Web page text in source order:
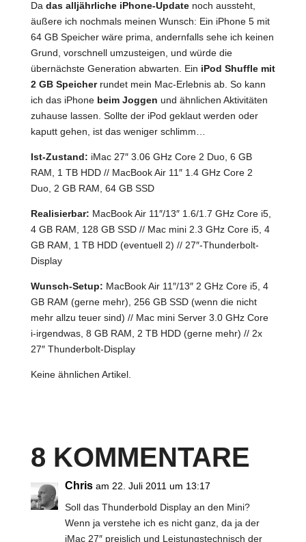
Da das alljährliche iPhone-Updatenoch aussteht,
äußere ich nochmals meinen Wunsch: Ein iPhone 5 mit
64 GB Speicher wäre prima, andernfalls sehe ich keinen
Grund, vorschnell umzusteigen, und würde die
übernächste Generation abwarten. Ein iPod Shuffle mit
2 GB Speicherrundet mein Mac-Erlebnis ab. So kann
ich das iPhone beim Joggen und ähnlichen Aktivitäten
zuhause lassen. Sollte der iPod geklaut werden oder
kaputt gehen, ist das weniger schlimm…
Ist-Zustand: iMac 27″ 3.06 GHz Core 2 Duo, 6 GB
RAM, 1 TB HDD // MacBook Air 11″ 1.4 GHz Core 2
Duo, 2 GB RAM, 64 GB SSD
Realisierbar: MacBook Air 11″/13″ 1.6/1.7 GHz Core i5,
4 GB RAM, 128 GB SSD // Mac mini 2.3 GHz Core i5, 4
GB RAM, 1 TB HDD (eventuell 2) // 27″-Thunderbolt-
Display
Wunsch-Setup: MacBook Air 11″/13″ 2 GHz Core i5, 4
GB RAM (gerne mehr), 256 GB SSD (wenn die nicht
mehr allzu teuer sind) // Mac mini Server 3.0 GHz Core
i-irgendwas, 8 GB RAM, 2 TB HDD (gerne mehr) // 2x
27″ Thunderbolt-Display
Keine ähnlichen Artikel.
8 KOMMENTARE
Chris am 22. Juli 2011 um 13:17
Soll das Thunderbold Display an den Mini?
Wenn ja verstehe ich es nicht ganz, da ja der
iMac 27″ preislich und Leistungstechnisch der